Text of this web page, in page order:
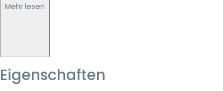
Mehr lesen
Eigenschaften